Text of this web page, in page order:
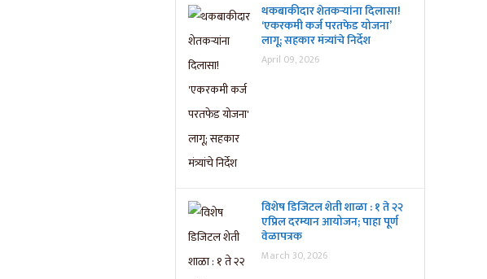
थकबाकीदार शेतकऱ्यांना दिलासा!
‘एकरकमी कर्ज परतफेड योजना’
लागू; सहकार मंत्र्यांचे निर्देश
April 09, 2026
विशेष डिजिटल शेती शाळा : १ ते २२
एप्रिल दरम्यान आयोजन; पाहा पूर्ण
वेळापत्रक
March 30, 2026